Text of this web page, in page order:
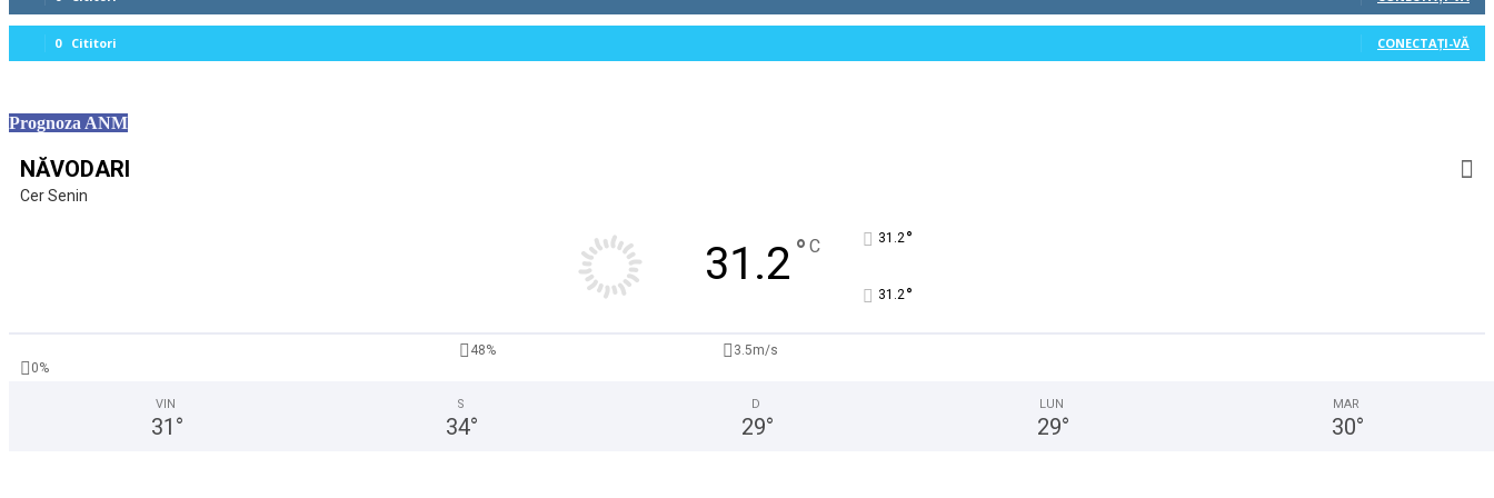
0 Cititori CONECTAȚI-VĂ
Prognoza ANM
NĂVODARI
Cer Senin
31.2 ° C 31.2°
31.2°
48%
3.5m/s
0%
VIN
31 °
S
34°
D
29°
LUN
29°
MAR
30°